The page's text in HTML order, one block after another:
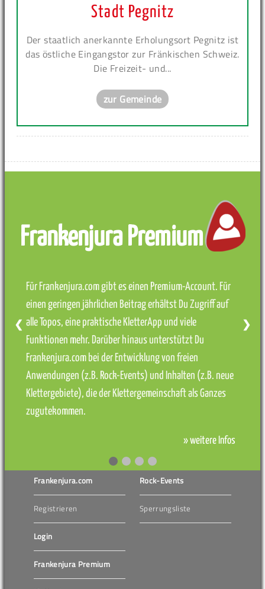
Stadt Pegnitz
Der staatlich anerkannte Erholungsort Pegnitz ist
das östliche Eingangstor zur Fränkischen Schweiz.
Die Freizeit- und...
zur Gemeinde
Frankenjura Premium
Für Frankenjura.com gibt es einen Premium-Account. Für
einen geringen jährlichen Beitrag erhältst Du Zugriff auf
alle Topos, eine praktische KletterApp und viele
Funktionen mehr. Darüber hinaus unterstützt Du
Frankenjura.com bei der Entwicklung von freien
Anwendungen (z.B. Rock-Events) und Inhalten (z.B. neue
Klettergebiete), die der Klettergemeinschaft als Ganzes
zugutekommen.
» weitere Infos
❮ ❯
Frankenjura.com
Registrieren
Login
Frankenjura Premium
Rock-Events
Sperrungsliste